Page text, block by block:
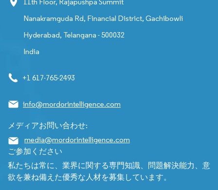
11th Floor, Rajapushpa Summit
Nanakramguda Rd, Financial District, Gachibowli
Hyderabad, Telangana - 500032
India
+1 617-765-2493
info@mordorintelligence.com
メディアお問い合わせ:
media@mordorintelligence.com
ご参加ください
私たちは常に、業界に関する専門知識、問題解決能力、意
欲を兼ね備えた優秀な人材を募集しています。